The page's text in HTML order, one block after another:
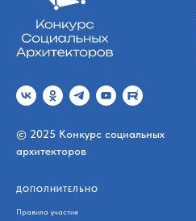
© 2025 Конкурс социальных
архитекторов
ДОПОЛНИТЕЛЬНО
Правила участия